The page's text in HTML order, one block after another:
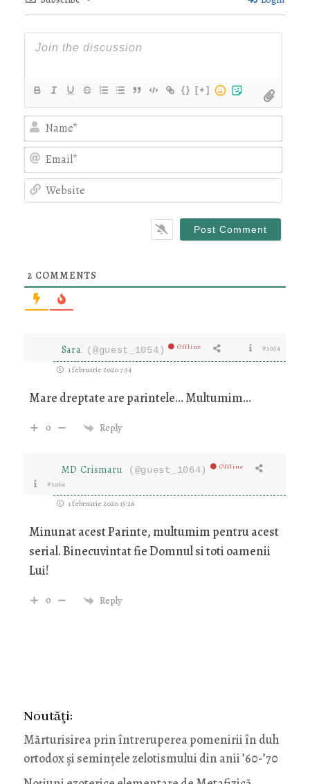
{} [+]
2 COMMENTS
Sara (@guest_1054) Offline #1054
1 februarie 2020 7:34
Mare dreptate are parintele… Multumim…
0 Reply
MD Crismaru (@guest_1064) Offline
#1064
1 februarie 2020 15:26
Minunat acest Parinte, multumim pentru acest
serial. Binecuvintat fie Domnul si toti oamenii
Lui!
0 Reply
Noutăţi:
Mărturisirea prin întreruperea pomenirii în duh
ortodox și semințele zelotismului din anii ’60-’70